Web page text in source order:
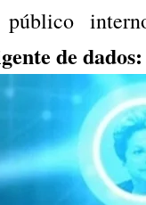
público
de